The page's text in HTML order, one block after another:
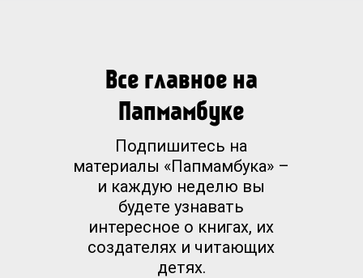
Все главное на
Папмамбуке
Подпишитесь на
материалы «Папмамбука» –
и каждую неделю вы
будете узнавать
интересное о книгах, их
создателях и читающих
детях.